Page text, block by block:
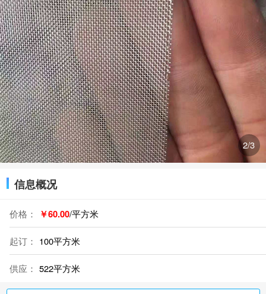
3/3
信息概况
价格： ￥60.00/平方米
起订： 100平方米
供应： 522平方米